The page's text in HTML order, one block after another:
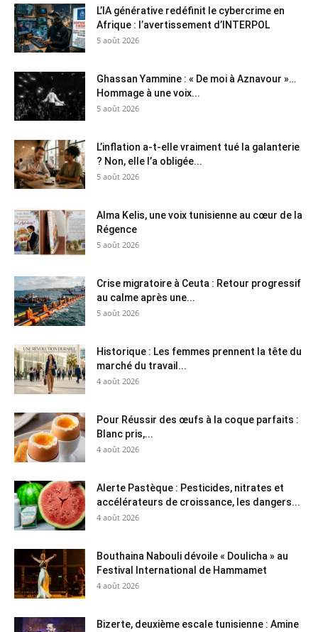
L’IA générative redéfinit le cybercrime en
Afrique : l’avertissement d’INTERPOL
5 août 2026
Ghassan Yammine : « De moi à Aznavour »…
Hommage à une voix...
5 août 2026
L’inflation a-t-elle vraiment tué la galanterie
? Non, elle l’a obligée...
5 août 2026
Alma Kelis, une voix tunisienne au cœur de la
Régence
5 août 2026
Crise migratoire à Ceuta : Retour progressif
au calme après une...
5 août 2026
Historique : Les femmes prennent la tête du
marché du travail...
4 août 2026
Pour Réussir des œufs à la coque parfaits :
Blanc pris,...
4 août 2026
Alerte Pastèque : Pesticides, nitrates et
accélérateurs de croissance, les dangers...
4 août 2026
Bouthaina Nabouli dévoile « Doulicha » au
Festival International de Hammamet
4 août 2026
Bizerte, deuxième escale tunisienne : Amine